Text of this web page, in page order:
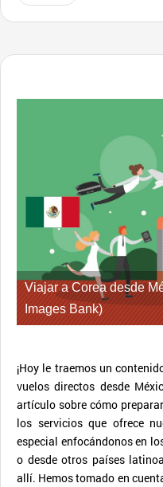
Viajar a Corea desde
Images Bank)
¡Hoy le traemos un
vuelos directos desde
artículo sobre cómo
los servicios que ofrece
especial enfocándonos en
o desde otros países
allí. Hemos tomado en